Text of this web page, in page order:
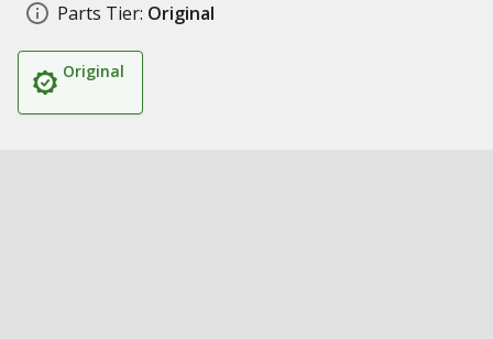
Parts Tier: Original
Original